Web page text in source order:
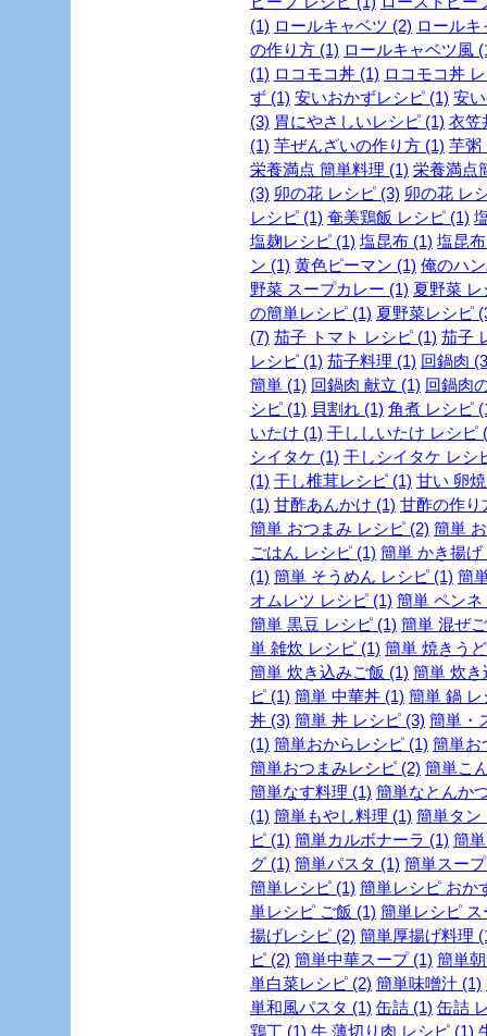
(1) ロールキャベツ (2) ロールキ
の作り方 (1) ロールキャベツ風
(1) ロコモコ丼 (1) ロコモコ丼
ず (1) 安いおかずレシピ (1) 安
(3) 胃にやさしいレシピ (1) 衣笠
(1) 芋ぜんざいの作り方 (1) 芋粥
栄養満点 簡単料理 (1) 栄養満点
(3) 卯の花 レシピ (3) 卯の花 レ
レシピ (1) 奄美鶏飯 レシピ (1)
塩麹レシピ (1) 塩昆布 (1) 塩昆
ン (1) 黄色ピーマン (1) 俺のハ
野菜 スープカレー (1) 夏野菜 レ
の簡単レシピ (1) 夏野菜レシピ
(7) 茄子 トマト レシピ (1) 茄子
レシピ (1) 茄子料理 (1) 回鍋肉
簡単 (1) 回鍋肉 献立 (1) 回鍋肉
シピ (1) 貝割れ (1) 角煮 レシピ
いたけ (1) 干ししいたけ レシピ
シイタケ (1) 干しシイタケ レシ
(1) 干し椎茸レシピ (1) 甘い 卵
(1) 甘酢あんかけ (1) 甘酢の作り
簡単 おつまみ レシピ (2) 簡単
ごはん レシピ (1) 簡単 かき揚げ
(1) 簡単 そうめん レシピ (1) 簡
オムレツ レシピ (1) 簡単 ペンネ
簡単 黒豆 レシピ (1) 簡単 混ぜ
単 雑炊 レシピ (1) 簡単 焼きう
簡単 炊き込みご飯 (1) 簡単 炊き
ピ (1) 簡単 中華丼 (1) 簡単 鍋 レ
丼 (3) 簡単 丼 レシピ (3) 簡単・
(1) 簡単おからレシピ (1) 簡単お
簡単おつまみレシピ (2) 簡単こ
簡単なす料理 (1) 簡単なとんか
(1) 簡単もやし料理 (1) 簡単タン
ピ (1) 簡単カルボナーラ (1) 簡
グ (1) 簡単パスタ (1) 簡単スー
簡単レシピ (1) 簡単レシピ おか
単レシピ ご飯 (1) 簡単レシピ ス
揚げレシピ (2) 簡単厚揚げ料理
ピ (2) 簡単中華スープ (1) 簡単
単白菜レシピ (2) 簡単味噌汁 (1)
単和風パスタ (1) 缶詰 (1) 缶詰
鶏丁 (1) 牛 薄切り肉 レシピ (1)